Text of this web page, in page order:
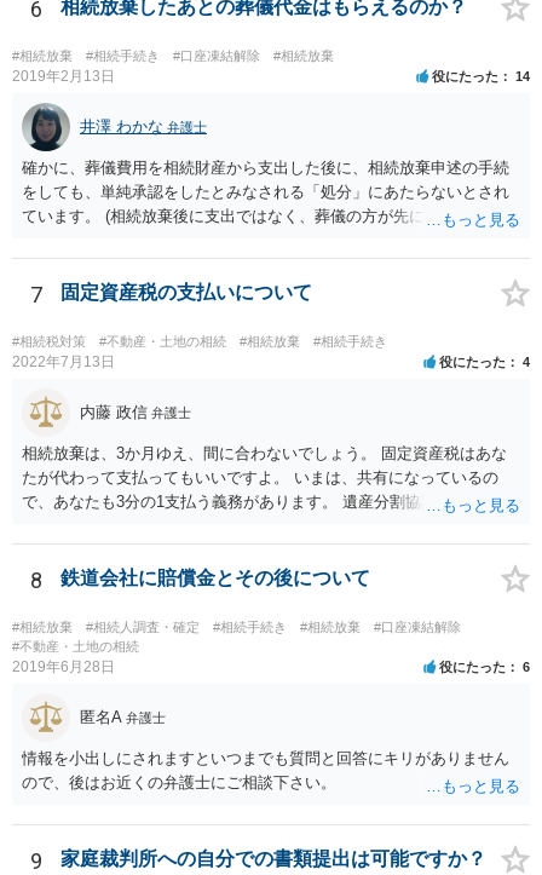
こともできます。この場合でも相続の非課税枠は、全員で相続した540
0万円分使えます。 父が亡くなり、母が全部相続すると、母から三人
で相続する際は、4800万円が非課税枠となります。 そうすると、母が
亡くなってから相続すると、両親のどちらかが亡くなってから相続す
るより非課税の枠が減少します。 計画的に相続をするのがおすすめと
いうことになります。これ以外にも気をつける点はあるかもしれませ
んので、一度相談して想定するのがおすすめと思います。
6 相続放棄したあとの葬儀代金はもらえるのか？
#相続放棄 #相続手続き #口座凍結解除 #相続放棄
2019年2月13日 役にたった 14
井澤 わかな 弁護士
確かに、葬儀費用を相続財産から支出した後に、相続放棄申述の手続
をしても、単純承認をしたとみなされる「処分」にあたらないとされ
ています。 (相続放棄後に支出ではなく、葬儀の方が先に来るのが通常
述の手続ということだと思いますが) ただ、葬儀費用ならいくらでもよ
いということではなく、身分相応の、社会的儀式として当然認められ
る程度の金額に留まると考えた方がよいです。 もし、相続人の皆さん
に葬儀費用を支出する経済力がなく、質素な葬儀を行った費用であれ
ば相続財産から支出しても単純承認と認められない可能性が高いの
7 固定資産税の支払いについて
#相続税対策 #不動産・土地の相続 #相続放棄 #相続手続き
2022年7月13日 役にたった 4
内藤 政信 弁護士
相続放棄は、3か月ゆえ、間に合わないでしょう。 固定資産税はあな
たが代わって支払ってもいいですよ。 いまは、共有になっているの
で、あなたも3分の1支払う義務があります。 遺産分割協議をして、不
払い義務があります。
8 鉄道会社に賠償金とその後について
#相続放棄 #相続人調査・確定 #相続手続き #相続放棄
#口座凍結解除
#不動産・土地の相続
2019年6月28日 役にたった 6
匿名A 弁護士
情報を小出しにされますといつまでも質問と回答にキリがありません
ので、後はお近くの弁護士にご相談下さい。
9 家庭裁判所への自分での書類提出は可能ですか？